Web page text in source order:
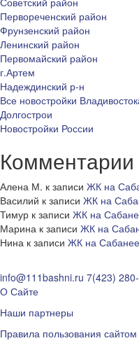
Первореченский район
Фрунзенский район
Ленинский район
Первомайский район
г.Артем
Надеждинский р-н
Все новостройки
Долгострои
Новостройки России
Комментарии
Алена М. к записи ЖК на
Василий к записи ЖК на
Тимур к записи ЖК на
Марина к записи ЖК на
Нина к записи ЖК на
info@111bashni.ru 7(423)
О Сайте
Наши партнеры
Правила пользования сайтом